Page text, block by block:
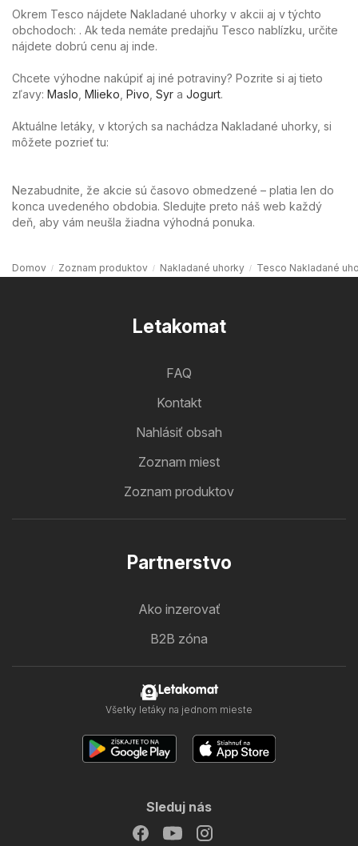
Okrem Tesco nájdete Nakladané uhorky v akcii aj v týchto
obchodoch: . Ak teda nemáte predajňu Tesco nablízku, určite
nájdete dobrú cenu aj inde.
Chcete výhodne nakúpiť aj iné potraviny? Pozrite si aj tieto
zľavy: Maslo Mlieko Pivo Syr a Jogurt.
Aktuálne letáky, v ktorých sa nachádza Nakladané uhorky, si
môžete pozrieť tu:
Nezabudnite, že akcie sú časovo obmedzené – platia len do
konca uvedeného obdobia. Sledujte preto náš web každý
deň, aby vám neušla žiadna výhodná ponuka.
Domov Zoznam produktov Nakladané uhorky Tesco Nakladané
Letakomat
FAQ
Kontakt
Nahlásiť obsah
Zoznam miest
Zoznam produktov
Partnerstvo
Ako inzerovať
B2B zóna
Letakomat
Všetky letáky na jednom mieste
Sleduj nás